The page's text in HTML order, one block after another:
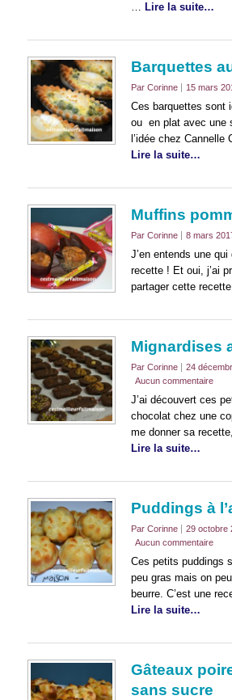
… Lire la suite…
Barquettes
Par Corinne 15 mars
Ces barquettes sont
ou en plat avec une
l’idée chez
Lire la suite…
Muffins
Par Corinne 8 mars
J’en entends une
recette ! Et oui, j’ai
partager cette
Mignardises
Par Corinne
24
Aucun commentaire
J’ai découvert ces
chocolat chez une
me donner sa
Lire la suite…
Puddings à
Par Corinne
29 octobre
Aucun commentaire
Ces petits puddings
peu gras mais on
beurre. C’est une
Lire la suite…
Gâteaux
sans sucre